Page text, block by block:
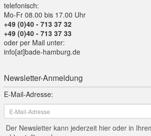
telefonisch:
Mo-Fr 08.00 bis 17.00 Uhr
+49 (0)40 - 713 37 32
+49 (0)40 - 713 37 33
oder per Mail unter:
info[at]bade-hamburg.de
Newsletter-Anmeldung
E-Mail-Adresse:
Der Newsletter kann jederzeit hier oder in